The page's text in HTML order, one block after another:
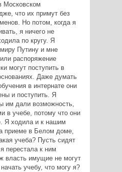
Московском
что их примут без
Но потом, когда я
я ничего не
по кругу. Я
Путину и мне
распоряжение
могут поступить в
Даже думать
в интернате они
и поступить. Я
им дали возможность,
в учебе, потому что они
Я ходила и к нашим
приеме в Белом доме,
учеба? Пусть сидят
перестала к ним
власть имущие не могут
учебу, что могу я?